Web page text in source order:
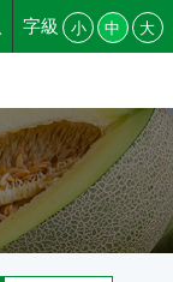
字級 小 中 大